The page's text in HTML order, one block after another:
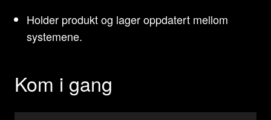
Holder produkt og lager oppdatert mellom
systemene.
Kom i gang